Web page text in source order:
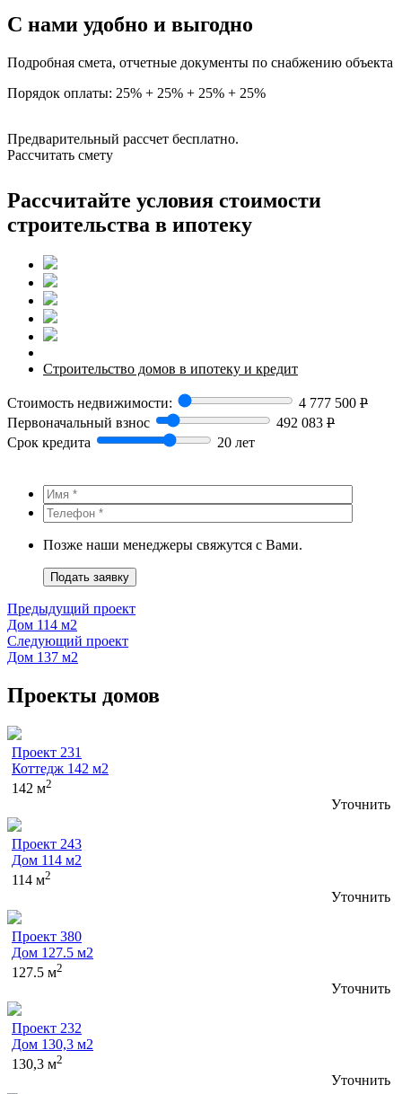
С нами удобно и выгодно
Подробная смета, отчетные документы по снабжению объекта
Порядок оплаты: 25% + 25% + 25% + 25%
Предварительный рассчет бесплатно.
Рассчитать смету
Рассчитайте условия стоимости
строительства в ипотеку
Строительство домов в ипотеку и кредит
Стоимость недвижимости: 4 777 500 Р
Первоначальный взнос
492 083 Р
Срок кредита
20 лет
Позже наши менеджеры свяжутся с Вами.
Подать заявку
Предыдущий проект
Дом 114 м2
Следующий проект
Дом 137 м2
Проекты домов
Проект 231
Коттедж 142 м2
142 м2
Уточнить
Проект 243
Дом 114 м2
114 м2
Уточнить
Проект 380
Дом 127.5 м2
127.5 м2
Уточнить
Проект 232
Дом 130,3 м2
130,3 м2
Уточнить